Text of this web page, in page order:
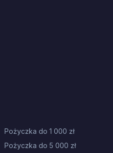
Pożyczka do 1 000 zł
Pożyczka do 5 000 zł